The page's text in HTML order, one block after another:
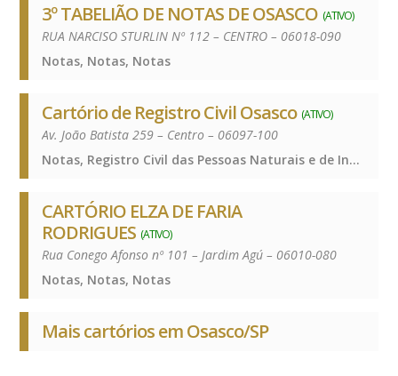
3º TABELIÃO DE NOTAS DE OSASCO (ATIVO)
RUA NARCISO STURLIN Nº 112 – CENTRO – 06018-090
Notas, Notas, Notas
Cartório de Registro Civil Osasco (ATIVO)
Av. João Batista 259 – Centro – 06097-100
Notas, Registro Civil das Pessoas Naturais e de Interdições e Tutelas, Notas, Registro Civil das Pessoas Naturais e de Interdições e Tutelas, Notas, Registro Civil das Pessoas Naturais e de Interdições e Tutelas
CARTÓRIO ELZA DE FARIA
RODRIGUES (ATIVO)
Rua Conego Afonso nº 101 – Jardim Agú – 06010-080
Notas, Notas, Notas
Mais cartórios em Osasco/SP